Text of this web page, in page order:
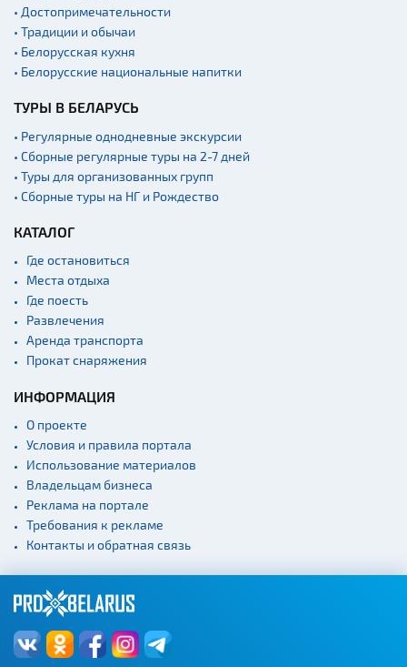
• Достопримечательности
• Традиции и обычаи
• Белорусская кухня
• Белорусские национальные напитки
ТУРЫ В БЕЛАРУСЬ
• Регулярные однодневные экскурсии
• Сборные регулярные туры на 2-7 дней
• Туры для организованных групп
• Сборные туры на НГ и Рождество
КАТАЛОГ
Где остановиться
Места отдыха
Где поесть
Развлечения
Аренда транспорта
Прокат снаряжения
ИНФОРМАЦИЯ
О проекте
Условия и правила портала
Использование материалов
Владельцам бизнеса
Реклама на портале
Требования к рекламе
Контакты и обратная связь